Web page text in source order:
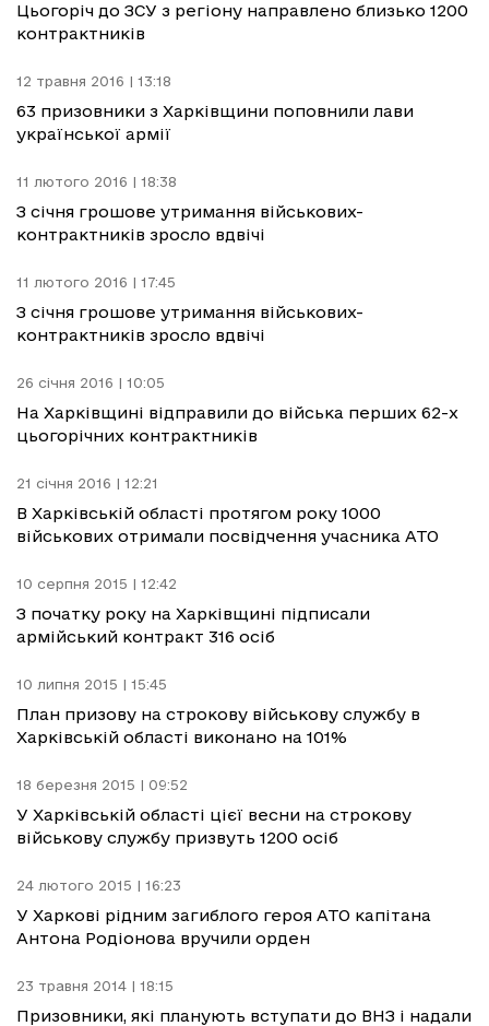
Цьогоріч до ЗСУ з регіону направлено близько 1200
контрактників
12 травня 2016 | 13:18
63 призовники з Харківщини поповнили лави
української армії
11 лютого 2016 | 18:38
З січня грошове утримання військових-
контрактників зросло вдвічі
11 лютого 2016 | 17:45
З січня грошове утримання військових-
контрактників зросло вдвічі
26 січня 2016 | 10:05
На Харківщині відправили до війська перших 62-х
цьогорічних контрактників
21 січня 2016 | 12:21
В Харківській області протягом року 1000
військових отримали посвідчення учасника АТО
10 серпня 2015 | 12:42
З початку року на Харківщині підписали
армійський контракт 316 осіб
10 липня 2015 | 15:45
План призову на строкову військову службу в
Харківській області виконано на 101%
18 березня 2015 | 09:52
У Харківській області цієї весни на строкову
військову службу призвуть 1200 осіб
24 лютого 2015 | 16:23
У Харкові рідним загиблого героя АТО капітана
Антона Родіонова вручили орден
23 травня 2014 | 18:15
Призовники, які планують вступати до ВНЗ і надали